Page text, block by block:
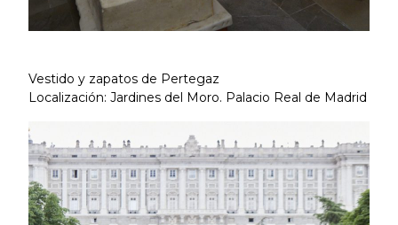
Vestido y zapatos de Pertegaz
Localización: Jardines del Moro. Palacio Real de Madrid